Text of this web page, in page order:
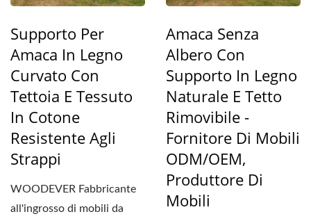
Supporto Per
Amaca In Legno
Curvato Con
Tettoia E Tessuto
In Cotone
Resistente Agli
Strappi
WOODEVER Fabbricante
all'ingrosso di mobili da
Amaca Senza
Albero Con
Supporto In Legno
Naturale E Tetto
Rimovibile -
Fornitore Di Mobili
ODM/OEM,
Produttore Di
Mobili